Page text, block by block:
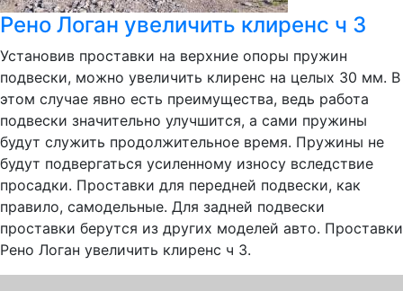
Рено Логан увеличить клиренс ч 3
Установив проставки на верхние опоры пружин
подвески, можно увеличить клиренс на целых 30 мм. В
этом случае явно есть преимущества, ведь работа
подвески значительно улучшится, а сами пружины
будут служить продолжительное время. Пружины не
будут подвергаться усиленному износу вследствие
просадки. Проставки для передней подвески, как
правило, самодельные. Для задней подвески
проставки берутся из других моделей авто. Проставки
Рено Логан увеличить клиренс ч 3.